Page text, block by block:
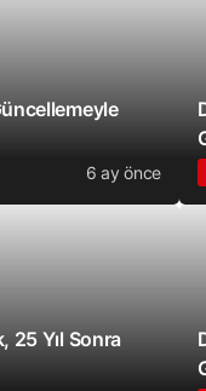
6 ay önce
25 Yıl Sonra